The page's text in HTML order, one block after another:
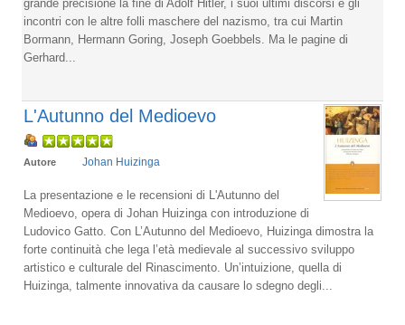
grande precisione la fine di Adolf Hitler, i suoi ultimi discorsi e gli
incontri con le altre folli maschere del nazismo, tra cui Martin
Bormann, Hermann Goring, Joseph Goebbels. Ma le pagine di
Gerhard...
L'Autunno del Medioevo
Autore Johan Huizinga
La presentazione e le recensioni di L'Autunno del
Medioevo, opera di Johan Huizinga con introduzione di
Ludovico Gatto. Con L’Autunno del Medioevo, Huizinga dimostra la
forte continuità che lega l’età medievale al successivo sviluppo
artistico e culturale del Rinascimento. Un’intuizione, quella di
Huizinga, talmente innovativa da causare lo sdegno degli...